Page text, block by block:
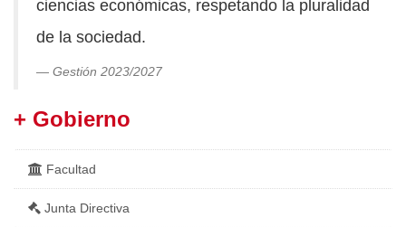
ciencias económicas, respetando la pluralidad
de la sociedad.
Gestión 2023/2027
+ Gobierno
Facultad
Junta Directiva